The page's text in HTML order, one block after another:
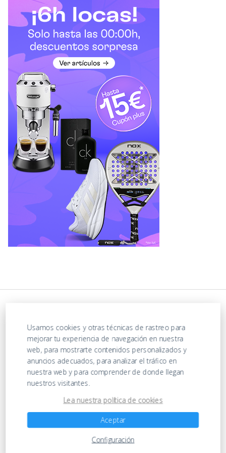
https://ofertasenjuguetes.com/privacy-policy/
Usamos cookies y otras técnicas de rastreo para
mejorar tu experiencia de navegación en nuestra
web, para mostrarte contenidos personalizados y
anuncios adecuados, para analizar el tráfico en
nuestra web y para comprender de donde llegan
nuestros visitantes.
Lea nuestra política de cookies
Aceptar
Configuración